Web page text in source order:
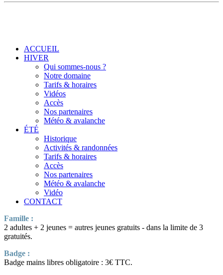
ACCUEIL
HIVER
Qui sommes-nous ?
Notre domaine
Tarifs & horaires
Vidéos
Accès
Nos partenaires
Météo & avalanche
ÉTÉ
Historique
Activités & randonnées
Tarifs & horaires
Accès
Nos partenaires
Météo & avalanche
Vidéo
CONTACT
Famille :
2 adultes + 2 jeunes = autres jeunes gratuits - dans la limite de 3
gratuités.
Badge :
Badge mains libres obligatoire : 3€ TTC.